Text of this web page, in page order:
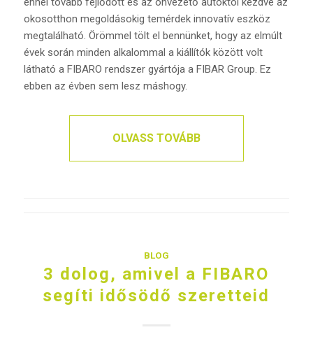
okosotthon megoldásokig temérdek innovatív eszköz
megtalálható. Örömmel tölt el bennünket, hogy az elmúlt
évek során minden alkalommal a kiállítók között volt
látható a FIBARO rendszer gyártója a FIBAR Group. Ez
ebben az évben sem lesz máshogy.
OLVASS TOVÁBB
BLOG
3 dolog, amivel a FIBARO
segíti idősödő szeretteid